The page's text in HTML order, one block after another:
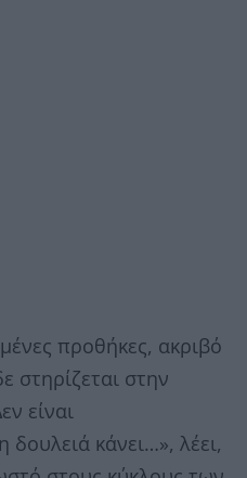
προθήκες, ακριβό
στηρίζεται στην
είναι
κάνει…», λέει,